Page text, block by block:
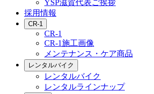
YSP滋賀代表ご挨拶
採用情報
CR-1
CR-1
CR-1施工画像
メンテナンス・ケア商品
レンタルバイク
レンタルバイク
レンタルラインナップ